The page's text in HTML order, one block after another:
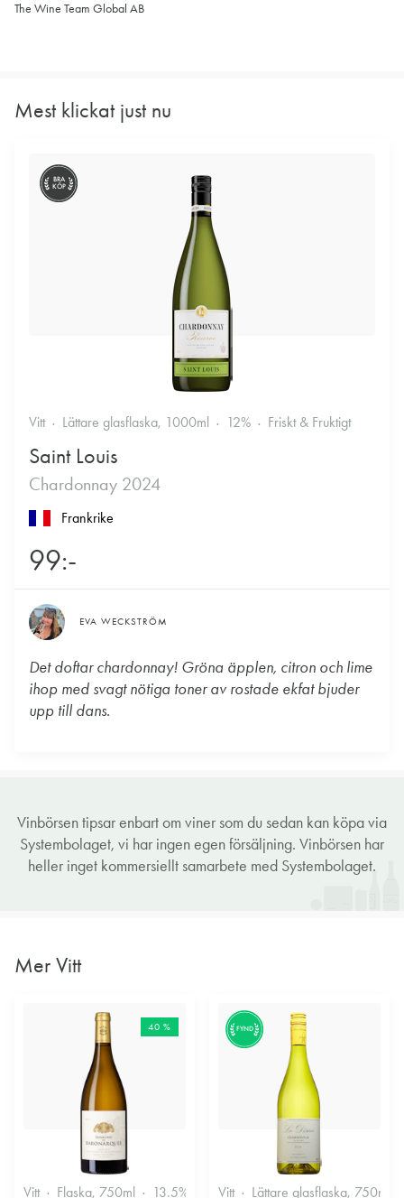
The Wine Team Global AB
Mest klickat just nu
BRA
KÖP
Vitt Lättare glasflaska, 1000ml 12% Friskt & Fruktigt
Saint Louis
Chardonnay 2024
Frankrike
99:-
EVA WECKSTRÖM
Det doftar chardonnay! Gröna äpplen, citron och lime
ihop med svagt nötiga toner av rostade ekfat bjuder
upp till dans.
Vinbörsen tipsar enbart om viner som du sedan kan köpa via
Systembolaget, vi har ingen egen försäljning. Vinbörsen har
heller inget kommersiellt samarbete med Systembolaget.
Mer Vitt
40 %
Vitt Flaska, 750ml 13.5%
FYND
Vitt Lättare glasflaska, 750ml